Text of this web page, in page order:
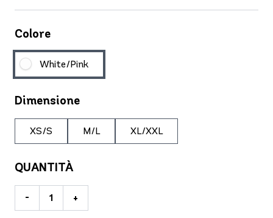
Colore
White/Pink
Dimensione
XS/S M/L XL/XXL
QUANTITÀ
- +